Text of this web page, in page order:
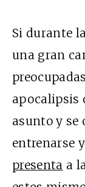
Si durante
una gran
apocalipsis
asunto y se
entrenarse
presenta a